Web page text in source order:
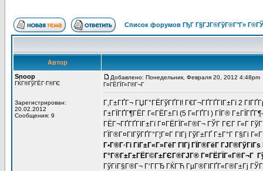
Список форумов ГђГ Г§ГЈГ®ГўГ®Г°Г»
Автор
Snoop
ГЌГ®ГўГЁГ·Г®ГЄ
Зарегистрирован:
20.02.2012
Сообщения: 9
Добавлено: Понедельник, Февраля 20, 2012 4:48pm
Г¤ГЁГЇГ«Г®Г¬Г
Г‚Г±ГҐГ¬ ГЏГ°ГЁГўГҐГІ! Г€Г¬ГҐГҐГІГ±Гї 2
Г±ГЇГҐГ¶ГЁГ Г«ГЁГ±ГІ (5 Г«ГҐГІ ) ГЇГ®
ГЁГ¬ГҐГҐГІГ±Гї Г¤ГЁГЇГ«Г®Г¬ ГЎГ ГЄГ Г«Г
ГЇГ®Г¤ГІГўГҐГ°Г¦Г¤Г ГІГј ГўГ±ГҐ Г±Г°Г Г§Гі
Г•Г®Г·Гі ГіГ±Г«Г»ГёГ ГІГј ГЇГ®ГёГ
Г°Г®Г±Г±ГЁГ©Г±ГЄГ®ГЈГ® Г¤ГЁГЇГ«Г®Г¬Г Гў
ГўГіГ§Г®Г¬ Г‘ГГЂ ГЌГЋ ГµГ®ГІГҐГ«Г®Г±Гј